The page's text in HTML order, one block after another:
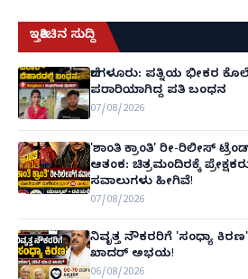
ಇತ್ತೀಚಿನ ಸುದ್ದಿ
ಬೆಂಗಳೂರು: ಪತ್ನಿಯ ಭೀಕರ
ಪರಾರಿಯಾಗಿದ್ದ ಪತಿ ಬಂಧನ
07/08/2026
'ಶಾಂತಿ ಕ್ರಾಂತಿ' ರೀ-ರಿಲೀಸ್
ಆತಂಕ: ಚಿತ್ರಮಂದಿರಕ್ಕೆ
ಸವಾಲುಗಳು ಹೀಗಿವೆ!
07/08/2026
ನಿವೃತ್ತ ನೌಕರರಿಗೆ 'ಸಂಧ್ಯಾ
ಖಾದರ್ ಅಭಯ!
06/08/2026